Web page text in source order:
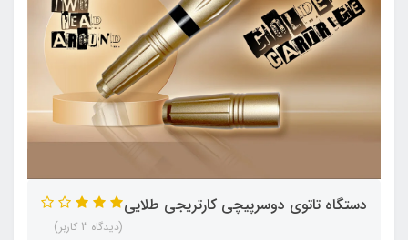
دستگاه تاتوی دوسرپیچی کارتریجی طلایی
(دیدگاه 3 کاربر)